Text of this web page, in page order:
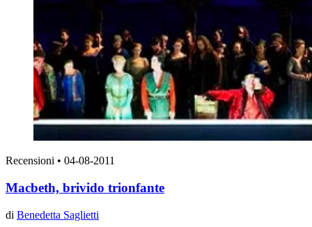
Recensioni • 04-08-2011
Macbeth, brivido trionfante
di Benedetta Saglietti